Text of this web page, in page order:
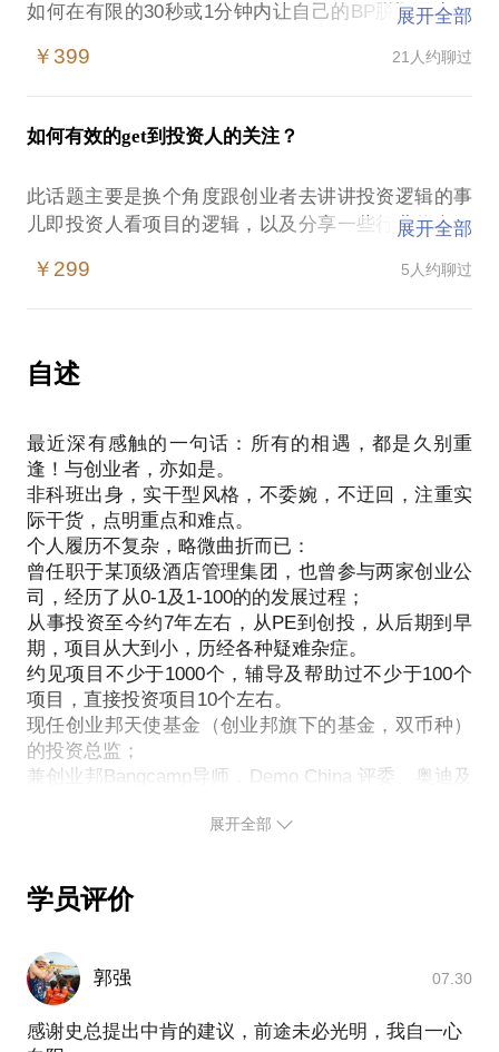
如何低成本的优化股权结构
针对性的精准分析，提出相应的调整意见，在调整过
P.S 由于股权结构各不一样，各有优劣，情况略有不
如何在有限的30秒或1分钟内让自己的BP脱颖而出，
在不了解这个项目之前，商业计划书是融资的第一道
既不是浮夸内容，也不是详尽的技术描述，更不是虚
构的数据，投资人注重的是实实在在的对项目了解及
写在回答之前的建议：1. 建议BP的撰写人是创始人
（本人），至少BP逻辑一定是自己完成的，美化或补
充资料另算；2. 建议扬长避短，根据自己的项目现
梳理BP逻辑，解决商业计划书中的逻辑混乱、主次不
BP写作的技巧和要点，分享优秀的BP案例，解决商
业计划书中常见的语言表述不当、信息片面缺失、歧
义较多，理解困难等问题
初稿完成后，跟进的修改意见，包括运营数据的调
整、商业模式的梳理、团队的展示、融资信息等等，
直至完稿
P.S 若已有BP，可提前发我，我会把问题标出来，再
一对一沟通；另外看项目需要，可免费提供一些尽所
展开全部
￥399 21人约聊过
如何有效的get到投资人的关注？
此话题主要是换个角度跟创业者去讲讲投资逻辑的事
儿即投资人看项目的逻辑，以及分享一些行业信息，
投资机构的属性分类及关注点：产业投资、专业财务
队、数据等，不同阶段的项目的侧重点也有所不同
专业投资人的联系渠道：邮箱直连、FA、各大项目平
如何敲投资人的门：BP的重要性及BP模板分享
展开全部
￥299 5人约聊过
自述
最近深有感触的一句话：所有的相遇，都是久别重
逢！与创业者，亦如是。
非科班出身，实干型风格，不委婉，不迂回，注重实
际干货，点明重点和难点。
个人履历不复杂，略微曲折而已：
曾任职于某顶级酒店管理集团，也曾参与两家创业公
司，经历了从0-1及1-100的的发展过程；
从事投资至今约7年左右，从PE到创投，从后期到早
期，项目从大到小，历经各种疑难杂症。
约见项目不少于1000个，辅导及帮助过不少于100个
项目，直接投资项目10个左右。
现任创业邦天使基金（创业邦旗下的基金，双币种）
的投资总监；
兼创业邦Bangcamp导师，Demo China 评委、奥迪及
关注阶段：种子~A左右的项目，主要关注方向：人工
题，有利于更精准地帮助到大家；
项目的发展需要，提供些免费服务：
如PR、推荐参加各类顶级的创业大赛、推荐给大企
业、推荐给垂直领域的投资人（免费FA）、
推荐给Bangcamp（加速成长营）、推荐给各地的政
展开全部
学员评价
郭强 07.30
感谢史总提出中肯的建议，前途未必光明，我自一心